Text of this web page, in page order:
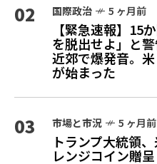
02 国際政治 5 ヶ月前
【緊急速報】15
を脱出せよ」と
近郊で爆発音。
が始まった
03 市場と市況 5 ヶ月前
トランプ大統領
レンジコイン贈